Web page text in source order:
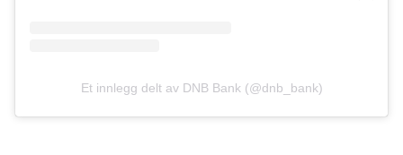
Et innlegg delt av DNB Bank (@dnb_bank)